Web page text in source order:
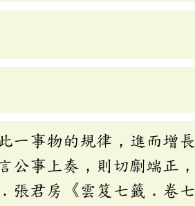
一事物的規律，進而增長
公事上奏，則切劘端正，
張君房《雲笈七籤．卷七